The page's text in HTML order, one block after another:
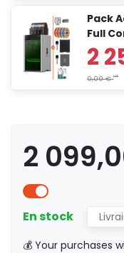
Pack
Full
2
En stock
💰 Your purchases